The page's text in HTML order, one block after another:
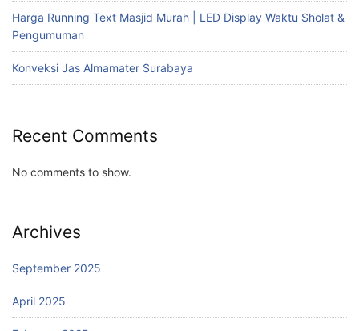
Harga Running Text Masjid Murah | LED Display Waktu Sholat &
Pengumuman
Konveksi Jas Almamater Surabaya
Recent Comments
No comments to show.
Archives
September 2025
April 2025